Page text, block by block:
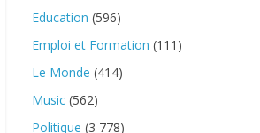
Education (596)
Emploi et Formation (111)
Le Monde (414)
Music (562)
Politique (3 778)